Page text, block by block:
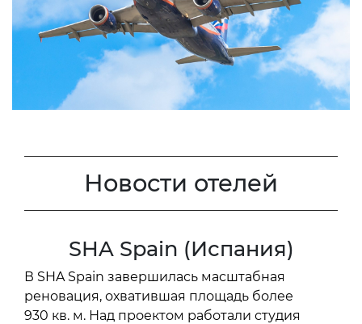
Новости отелей
SHA Spain (Испания)
В SHA Spain завершилась масштабная
реновация, охватившая площадь более
930 кв. м. Над проектом работали студия